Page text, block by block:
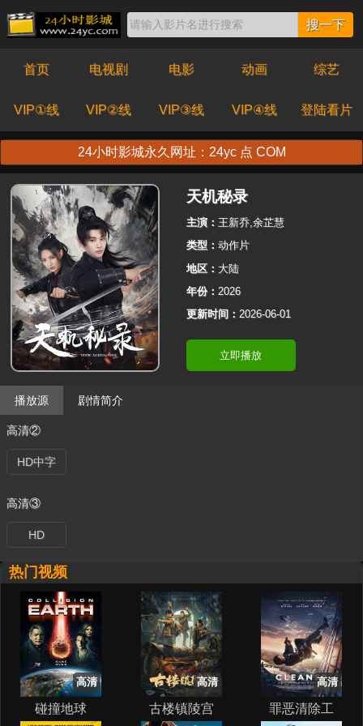
搜一下
首页 电视剧 电影 动画 综艺
VIP①线 VIP②线 VIP③线 VIP④线 登陆看片
24小时影城永久网址：24yc 点 COM
天机秘录
主演：王新乔,余芷慧
类型：动作片
地区： 大陆
年份： 2026
更新时间：2026-06-01
立即播放
播放源 剧情简介
高清②
HD中字
高清③
HD
热门视频
高清
碰撞地球
高清
古楼镇陵宫
高清
罪恶清除工